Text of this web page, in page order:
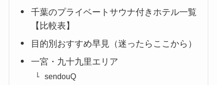
千葉のプライベートサウナ付きホテル一覧
【比較表】
目的別おすすめ早見（迷ったらここから）
一宮・九十九里エリア
sendouQ